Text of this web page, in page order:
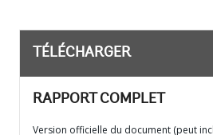
TÉLÉCHARGER
RAPPORT COMPLET
Version officielle du document (peut